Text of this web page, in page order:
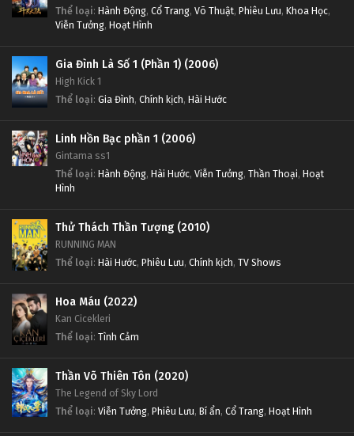
Linh Hồn Bạc phần 1 Tập Tập 203
Tập Tập 203
Linh Hồn Bạc phần 1 Tập Tập 202
Tập Tập 202
Linh Hồn Bạc phần 1 Tập Tập 201
Tập Tập 201
Tập Tập 200
Linh Hồn Bạc phần 1 Tập Tập 199
Linh Hồn Bạc phần 1 Tập Tập 198
Linh Hồn Bạc phần 1 Tập Tập 197
Tập Tập 197
Linh Hồn Bạc phần 1 Tập Tập 209
Tập Tập 209
Linh Hồn Bạc phần 1 Tập Tập 208
Tập Tập 208
Linh Hồn Bạc phần 1 Tập Tập 207
Tập Tập 207
Tập Tập 206
Linh Hồn Bạc phần 1 Tập Tập 205
Linh Hồn Bạc phần 1 Tập Tập 204
Linh Hồn Bạc phần 1 Tập Tập 203
Tập Tập 203
Thể loại: Hành Động, Cổ Trang, Võ Thuật, Phiêu Lưu, Khoa Học,
Viễn Tưởng, Hoạt Hình
Gia Đình Là Số 1 (Phần 1) (2006)
High Kick 1
Thể loại: Gia Đình, Chính kịch, Hài Hước
Linh Hồn Bạc phần 1 (2006)
Gintama ss1
Thể loại: Hành Động, Hài Hước, Viễn Tưởng, Thần Thoại, Hoạt
Hình
Thử Thách Thần Tượng (2010)
RUNNING MAN
Thể loại: Hài Hước, Phiêu Lưu, Chính kịch, TV Shows
Hoa Máu (2022)
Kan Cicekleri
Thể loại: Tình Cảm
Thần Võ Thiên Tôn (2020)
The Legend of Sky Lord
Thể loại: Viễn Tưởng, Phiêu Lưu, Bí ẩn, Cổ Trang, Hoạt Hình